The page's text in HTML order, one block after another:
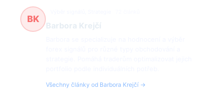
BK
Barbora Krejčí
Všechny články od Barbora Krejčí →